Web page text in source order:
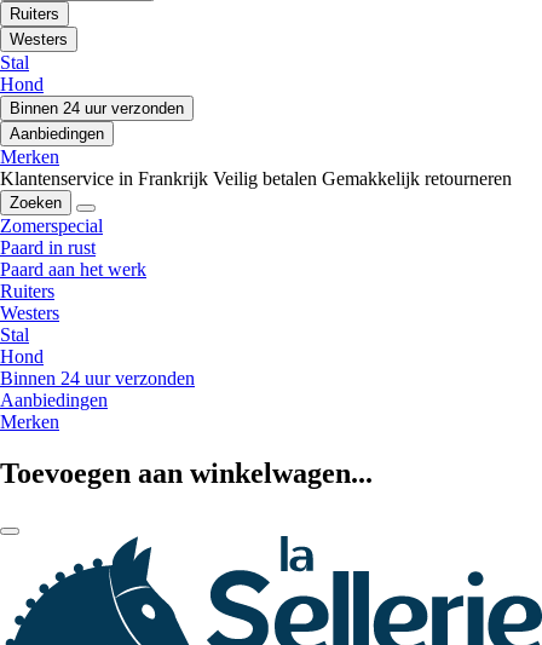
Ruiters
Westers
Stal
Hond
Binnen 24 uur verzonden
Aanbiedingen
Merken
Klantenservice in Frankrijk Veilig betalen Gemakkelijk retourneren
Zoeken
Zomerspecial
Paard in rust
Paard aan het werk
Ruiters
Westers
Stal
Hond
Binnen 24 uur verzonden
Aanbiedingen
Merken
Toevoegen aan winkelwagen...